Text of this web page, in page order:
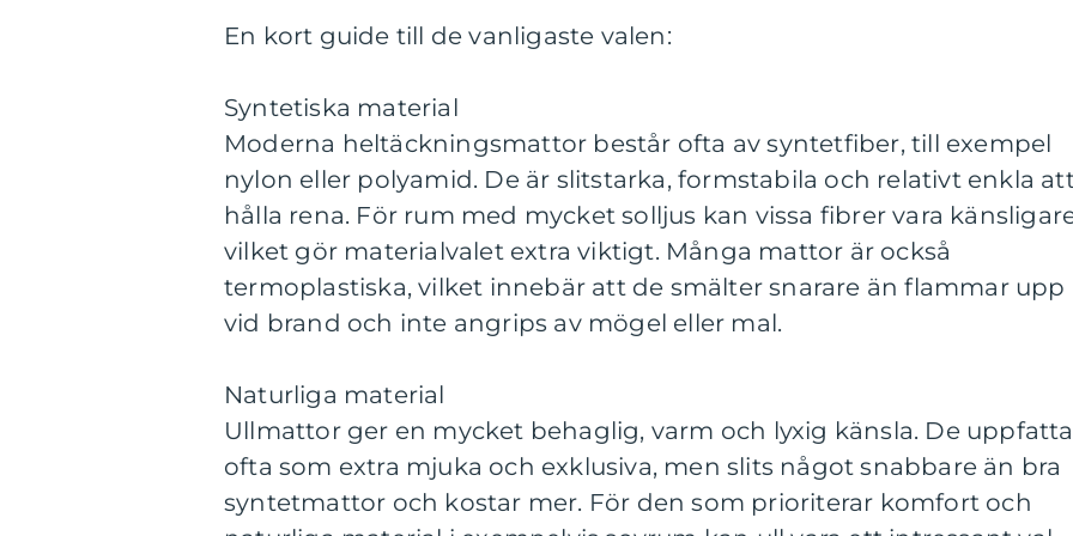
En kort guide till de vanligaste valen:
Syntetiska material
Moderna heltäckningsmattor består ofta av syntetfiber, till exempel
nylon eller polyamid. De är slitstarka, formstabila och relativt enkla
hålla rena. För rum med mycket solljus kan vissa fibrer vara
vilket gör materialvalet extra viktigt. Många mattor är också
termoplastiska, vilket innebär att de smälter snarare än flammar upp
vid brand och inte angrips av mögel eller mal.
Naturliga material
Ullmattor ger en mycket behaglig, varm och lyxig känsla. De
ofta som extra mjuka och exklusiva, men slits något snabbare än bra
syntetmattor och kostar mer. För den som prioriterar komfort och